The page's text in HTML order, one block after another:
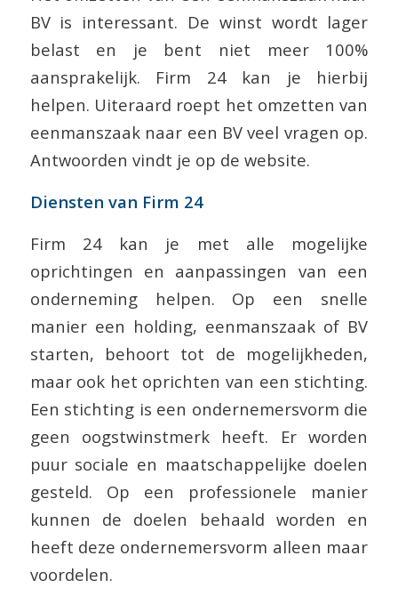
BV is interessant. De winst wordt lager
belast en je bent niet meer 100%
aansprakelijk. Firm 24 kan je hierbij
helpen. Uiteraard roept het omzetten van
eenmanszaak naar een BV veel vragen op.
Antwoorden vindt je op de website.
Diensten van Firm 24
Firm 24 kan je met alle mogelijke
oprichtingen en aanpassingen van een
onderneming helpen. Op een snelle
manier een holding, eenmanszaak of BV
starten, behoort tot de mogelijkheden,
maar ook het oprichten van een stichting.
Een stichting is een ondernemersvorm die
geen oogstwinstmerk heeft. Er worden
puur sociale en maatschappelijke doelen
gesteld. Op een professionele manier
kunnen de doelen behaald worden en
heeft deze ondernemersvorm alleen maar
voordelen.